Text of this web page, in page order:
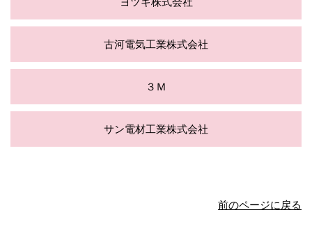
古河電気工業株式会社
３Ｍ
サン電材工業株式会社
前のページに戻る